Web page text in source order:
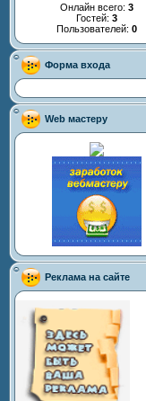
Онлайн всего: 3
Гостей: 3
Пользователей: 0
Форма входа
Web мастеру
Реклама на сайте